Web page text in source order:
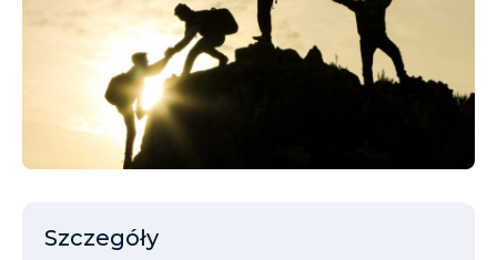
Szczegóły